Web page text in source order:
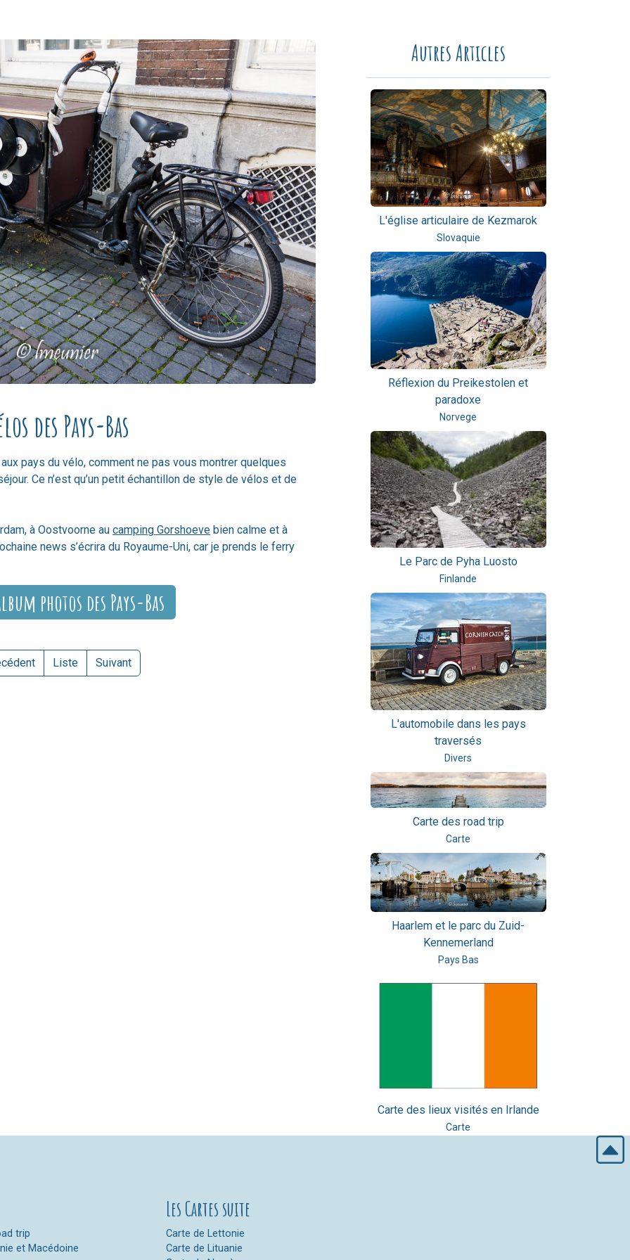
des Pays-Bas
pays du vélo, comment ne pas vous montrer quelques
Ce n’est qu’un petit échantillon de style de vélos et de
à Oostvoorne au camping Gorshoeve bien calme et à
news s’écrira du Royaume-Uni, car je prends le ferry
photos des Pays-Bas
Liste Suivant
Autres Articles
L'église articulaire de Kezmarok
Slovaquie
Réflexion du Preikestolen et
paradoxe
Norvege
Le Parc de Pyha Luosto
Finlande
L'automobile dans les pays
traversés
Divers
Carte des road trip
Carte
Haarlem et le parc du Zuid-
Kennemerland
Pays Bas
Carte des lieux visités en Irlande
Carte
trip
et Macédoine
Les Cartes suite
Carte de Lettonie
Carte de Lituanie